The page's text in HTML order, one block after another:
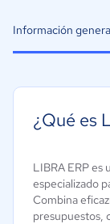
Información
¿Qué es
LIBRA ERP es
especializado
Combina
presupuestos,